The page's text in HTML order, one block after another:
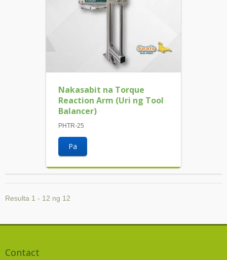
Nakasabit na Torque
Reaction Arm (Uri ng Tool
Balancer)
PHTR-25
Pa
Resulta 1 - 12 ng 12
Contact